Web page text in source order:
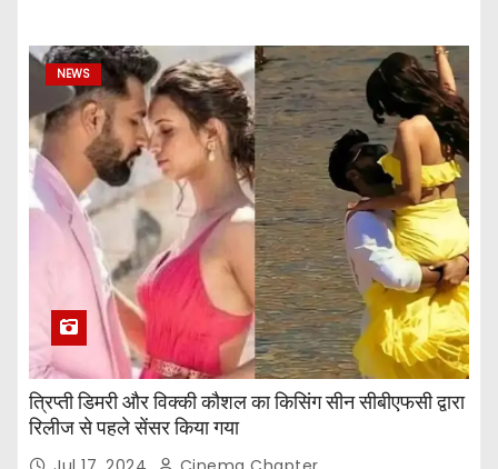
NEWS
त्रिप्ती डिमरी और विक्की कौशल का किसिंग सीन सीबीएफसी द्वारा
रिलीज से पहले सेंसर किया गया